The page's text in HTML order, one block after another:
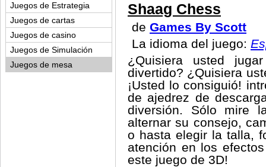
Shaag Chess
de Games By Scott
La idioma del juego:
¿Quisiera usted
divertido? ¿Quisiera
¡Usted lo consiguió!
de ajedrez de
diversión. Sólo mire
alternar su consejo,
o hasta elegir la talla,
atención en los
este juego de 3D!
Juegos de Estrategia
Juegos de cartas
Juegos de casino
Juegos de Simulación
Juegos de mesa